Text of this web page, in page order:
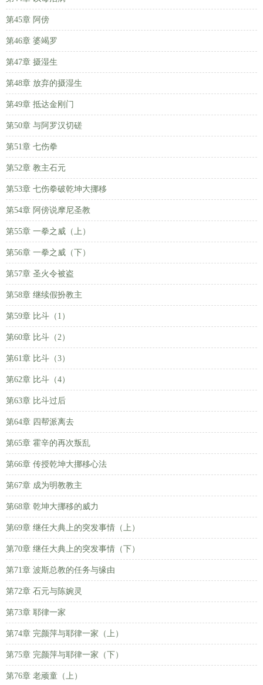
第45章 阿傍
第46章 婆竭罗
第47章 摄湿生
第48章 放弃的摄湿生
第49章 抵达金刚门
第50章 与阿罗汉切磋
第51章 七伤拳
第52章 教主石元
第53章 七伤拳破乾坤大挪移
第54章 阿傍说摩尼圣教
第55章 一拳之威（上）
第56章 一拳之威（下）
第57章 圣火令被盗
第58章 继续假扮教主
第59章 比斗（1）
第60章 比斗（2）
第61章 比斗（3）
第62章 比斗（4）
第63章 比斗过后
第64章 四帮派离去
第65章 霍辛的再次叛乱
第66章 传授乾坤大挪移心法
第67章 成为明教教主
第68章 乾坤大挪移的威力
第69章 继任大典上的突发事情（上）
第70章 继任大典上的突发事情（下）
第71章 波斯总教的任务与缘由
第72章 石元与陈婉灵
第73章 耶律一家
第74章 完颜萍与耶律一家（上）
第75章 完颜萍与耶律一家（下）
第76章 老顽童（上）